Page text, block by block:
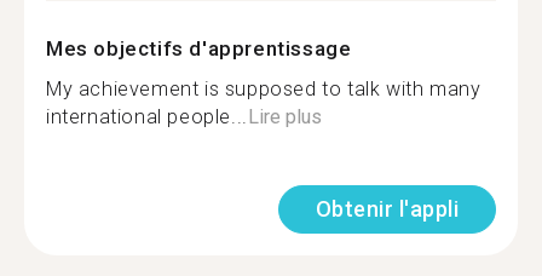
Mes objectifs d'apprentissage
My achievement is supposed to talk with many
international people... Lire plus
Obtenir l'appli